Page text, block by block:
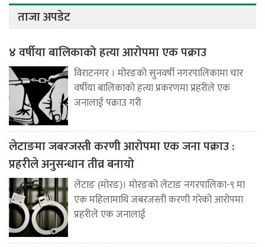
ताजा अपडेट
४ वर्षीया बालिकाको हत्या आरोपमा एक पक्राउ
विराटनगर । मोरङको सुनवर्षी नगरपालिकामा चार
वर्षीया बालिकाको हत्या प्रकरणमा प्रहरीले एक
जनालाई पक्राउ गरी
लेटाङमा जबरजस्ती करणी आरोपमा एक जना पक्राउ :
प्रहरीले अनुसन्धान तीव्र बनायो
लेटाङ (मोरङ)। मोरङको लेटाङ नगरपालिका-९ मा
एक महिलामाथि जबरजस्ती करणी गरेको आरोपमा
प्रहरीले एक जनालाई